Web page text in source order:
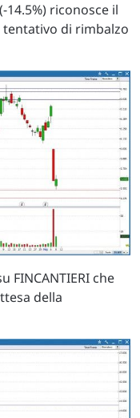
14.5%) riconosce il
tentativo di rimbalzo
FINCANTIERI che
della